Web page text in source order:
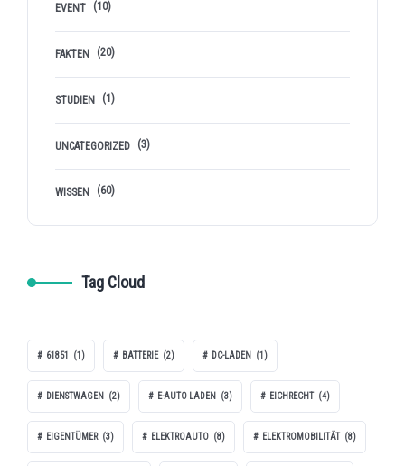
EVENT (10)
FAKTEN (20)
STUDIEN (1)
UNCATEGORIZED (3)
WISSEN (60)
Tag Cloud
61851 (1) BATTERIE (2) DC-LADEN (1)
DIENSTWAGEN (2) E-AUTO LADEN (3) EICHRECHT (4)
EIGENTÜMER (3) ELEKTROAUTO (8) ELEKTROMOBILITÄT (8)